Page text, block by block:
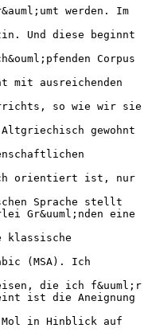
werden. Im
Und diese beginnt
Corpus
mit ausreichenden
so wie wir sie
gewohnt
orientiert ist, nur
Sprache stellt
Gr&uuml;nden eine
(MSA). Ich
die ich f&uuml;r
ist die Aneignung
Mol in Hinblick auf